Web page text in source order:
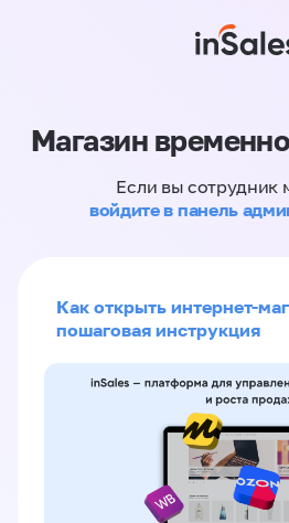
Магазин
Если вы сотрудник
войдите в панель
Как открыть интернет-
пошаговая инструкция